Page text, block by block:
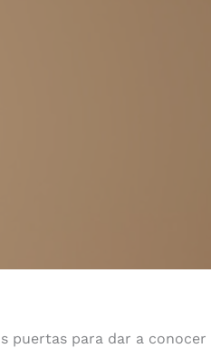
puertas para dar a